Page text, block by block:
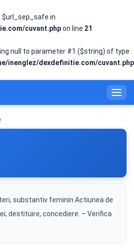
$url_sep_safe in
cuvant.phpon line 21
null to parameter #1 ($string) of type
inenglez/dexdefinitie.com/cuvant.php
substantiv feminin Actiunea de
destituire, concediere. – Verifica